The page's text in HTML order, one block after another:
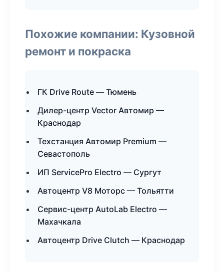
Похожие компании: Кузовной
ремонт и покраска
ГК Drive Route — Тюмень
Дилер-центр Vector Автомир —
Краснодар
Техстанция Автомир Premium —
Севастополь
ИП ServicePro Electro — Сургут
Автоцентр V8 Моторс — Тольятти
Сервис-центр AutoLab Electro —
Махачкала
Автоцентр Drive Clutch — Краснодар